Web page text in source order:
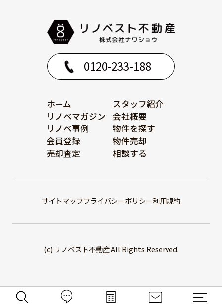
0120-233-188
ホーム
スタッフ紹介
リノベマガジン
会社概要
リノベ事例
物件を探す
会員登録
物件売却
売却査定
相談する
サイトマッププライバシーポリシー利用規約
(c) リノベスト不動産 All Rights Reserved.